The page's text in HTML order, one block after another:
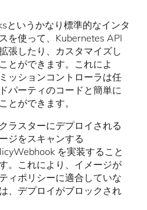
というかなり標準的なインタ
を使って、Kubernetes API
張したり、カスタマイズし
とができます。これによ
ッションコントローラは任
パーティのコードと簡単に
とができます。
ラスターにデプロイされる
ジをスキャンする
を実装すること
。これにより、イメージが
ィポリシーに適合していな
、デプロイがブロックされ